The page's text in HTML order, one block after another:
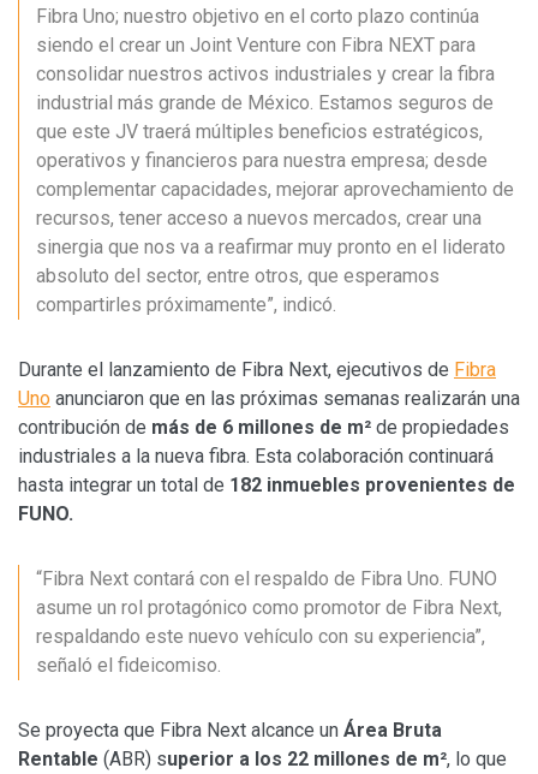
Fibra Uno; nuestro objetivo en el corto plazo continúa
siendo el crear un Joint Venture con Fibra NEXT para
consolidar nuestros activos industriales y crear la fibra
industrial más grande de México. Estamos seguros de
que este JV traerá múltiples beneficios estratégicos,
operativos y financieros para nuestra empresa; desde
complementar capacidades, mejorar aprovechamiento de
recursos, tener acceso a nuevos mercados, crear una
sinergia que nos va a reafirmar muy pronto en el liderato
absoluto del sector, entre otros, que esperamos
compartirles próximamente”, indicó.
Durante el lanzamiento de Fibra Next, ejecutivos de Fibra
Uno anunciaron que en las próximas semanas realizarán una
contribución de más de 6 millones de m² de propiedades
industriales a la nueva fibra. Esta colaboración continuará
hasta integrar un total de 182 inmuebles provenientes de
FUNO.
“Fibra Next contará con el respaldo de Fibra Uno. FUNO
asume un rol protagónico como promotor de Fibra Next,
respaldando este nuevo vehículo con su experiencia”,
señaló el fideicomiso.
Se proyecta que Fibra Next alcance un Área Bruta
Rentable (ABR) superior a los 22 millones de m², lo que